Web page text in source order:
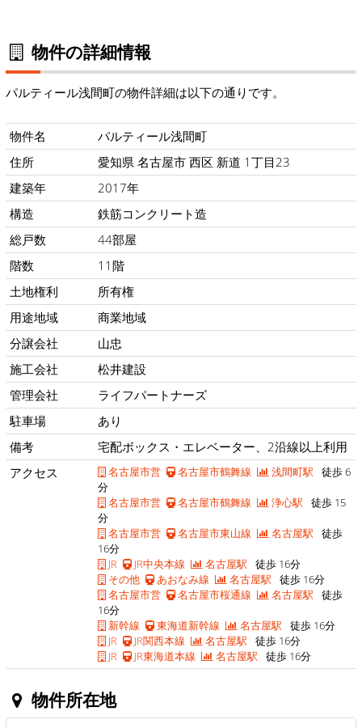
物件の詳細情報
パルティール浅間町の物件詳細は以下の通りです。
物件名
パルティール浅間町
住所
愛知県 名古屋市 西区 新道 1丁目23
建築年
2017年
構造
鉄筋コンクリート造
総戸数
44部屋
階数
11階
土地権利
所有権
用途地域
商業地域
分譲会社
山忠
施工会社
松井建設
管理会社
ライフパートナーズ
駐車場
あり
備考
宅配ボックス・エレベーター、2沿線以上利用
アクセス
名古屋市営 名古屋市鶴舞線 浅間町駅 徒歩 6
分
名古屋市営
名古屋市鶴舞線 浄心駅 徒歩 15
分
名古屋市営
名古屋市東山線 名古屋駅 徒歩
16分
JR
JR中央本線 名古屋駅 徒歩 16分
その他
あおなみ線 名古屋駅 徒歩 16分
名古屋市営
名古屋市桜通線 名古屋駅 徒歩
16分
新幹線
東海道新幹線 名古屋駅 徒歩 16分
JR
JR関西本線 名古屋駅 徒歩 16分
JR
JR東海道本線 名古屋駅 徒歩 16分
物件所在地